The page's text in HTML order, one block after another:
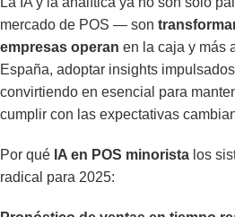
mercado de POS — son
empresas operan en la caja y más
España, adoptar insights
convirtiendo en esencial para
cumplir con las expectativas
Por qué IA en POS minorista los
radical para 2025: